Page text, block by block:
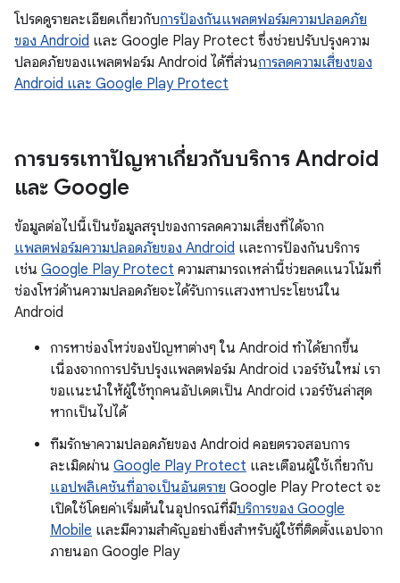
โปรดดูรายละเอียดเกี่ยวกับการป้องกันแพลตฟอร์มความปลอดภัย
ของ Android และ Google Play Protect ซึ่งช่วยปรับปรุงความ
ปลอดภัยของแพลตฟอร์ม Android ได้ที่ส่วนการลดความเสี่ยงของ
Android และ Google Play Protect
การบรรเทาปัญหาเกี่ยวกับบริการ Android
และ Google
ข้อมูลต่อไปนี้เป็นข้อมูลสรุปของการลดความเสี่ยงที่ได้จาก
แพลตฟอร์มความปลอดภัยของ Android และการป้องกันบริการ
เช่น Google Play Protect ความสามารถเหล่านี้ช่วยลดแนวโน้มที่
ช่องโหว่ด้านความปลอดภัยจะได้รับการแสวงหาประโยชน์ใน
Android
การหาช่องโหว่ของปัญหาต่างๆ ใน Android ทำได้ยากขึ้น
เนื่องจากการปรับปรุงแพลตฟอร์ม Android เวอร์ชันใหม่ เรา
ขอแนะนำให้ผู้ใช้ทุกคนอัปเดตเป็น Android เวอร์ชันล่าสุด
หากเป็นไปได้
ทีมรักษาความปลอดภัยของ Android คอยตรวจสอบการ
ละเมิดผ่าน Google Play Protect และเตือนผู้ใช้เกี่ยวกับ
แอปพลิเคชันที่อาจเป็นอันตราย Google Play Protect จะ
เปิดใช้โดยค่าเริ่มต้นในอุปกรณ์ที่มีบริการของ Google
Mobile และมีความสำคัญอย่างยิ่งสำหรับผู้ใช้ที่ติดตั้งแอปจาก
ภายนอก Google Play